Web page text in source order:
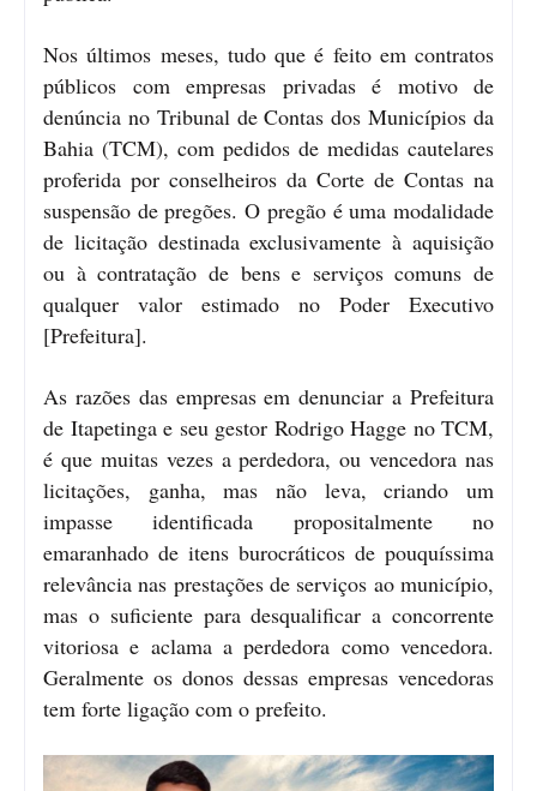
Nos últimos meses, tudo que é feito em contratos
públicos com empresas privadas é motivo de
denúncia no Tribunal de Contas dos Municípios da
Bahia (TCM), com pedidos de medidas cautelares
proferida por conselheiros da Corte de Contas na
suspensão de pregões. O pregão é uma modalidade
de licitação destinada exclusivamente à aquisição
ou à contratação de bens e serviços comuns de
qualquer valor estimado no Poder Executivo
[Prefeitura].
As razões das empresas em denunciar a Prefeitura
de Itapetinga e seu gestor Rodrigo Hagge no TCM,
é que muitas vezes a perdedora, ou vencedora nas
licitações, ganha, mas não leva, criando um
impasse identificada propositalmente no
emaranhado de itens burocráticos de pouquíssima
relevância nas prestações de serviços ao município,
mas o suficiente para desqualificar a concorrente
vitoriosa e aclama a perdedora como vencedora.
Geralmente os donos dessas empresas vencedoras
tem forte ligação com o prefeito.